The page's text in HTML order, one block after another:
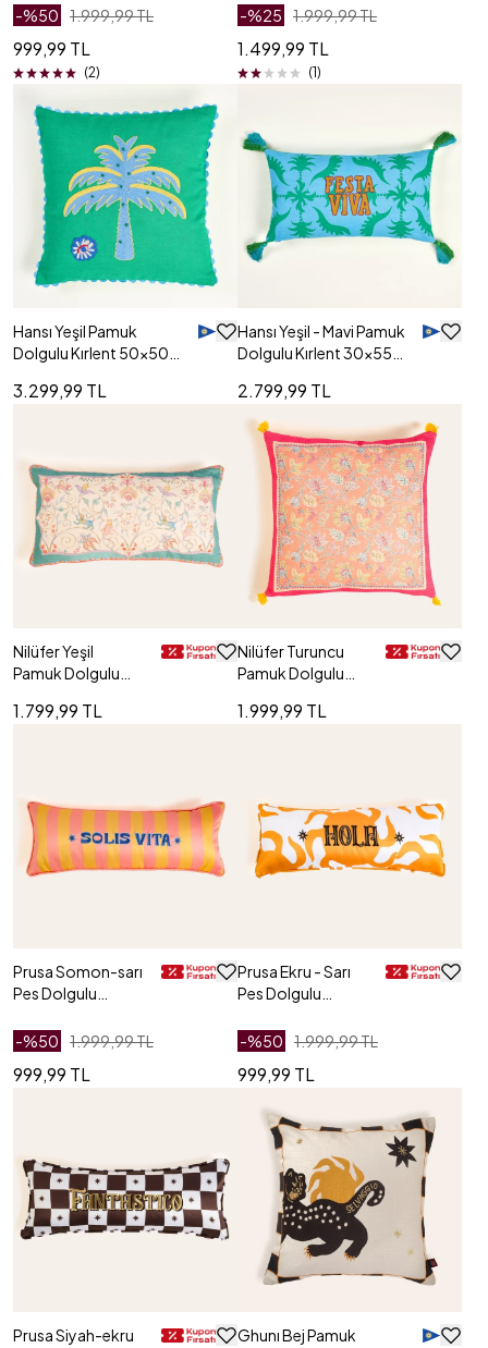
-%50 1.999,99 TL
999,99 TL
(2)
20x55 Cm
-%25 1.999,99 TL
1.499,99 TL
(1)
Hansı Yeşil Pamuk
Dolgulu Kırlent 50x50
3.299,99 TL
Hansı Yeşil - Mavi Pamuk
Dolgulu Kırlent 30x55
2.799,99 TL
Nilüfer Yeşil
Pamuk Dolgulu
1.799,99 TL
Nilüfer Turuncu
Pamuk Dolgulu
1.999,99 TL
Prusa Somon-sarı
Pes Dolgulu
-%50 1.999,99 TL
999,99 TL
Prusa Ekru - Sarı
Pes Dolgulu
-%50 1.999,99 TL
999,99 TL
Prusa Siyah-ekru
Ghunı Bej Pamuk